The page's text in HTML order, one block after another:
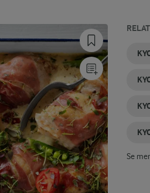
FRITERAD
KYCKLING
GRILLA
KYCKLING
KYCKLINGPASTA
KYCKLINGPAJ
KYCKLING
MED
CURRY
MARINAD
TILL
KYCKLING
Se mer